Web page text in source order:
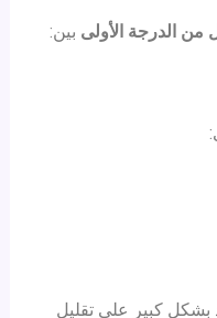
من الدرجة الأولى بين:
بشكل كبير على تقليل